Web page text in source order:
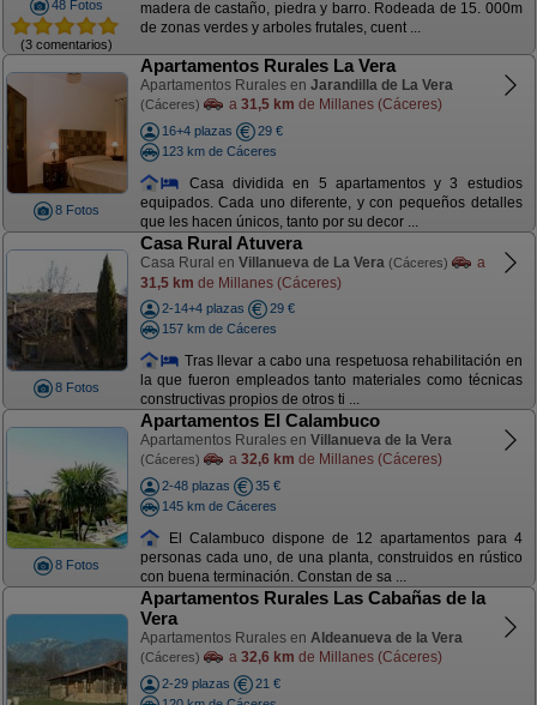
48 Fotos
(3 comentarios)
madera de castaño, piedra y barro. Rodeada de 15. 000m
de zonas verdes y arboles frutales, cuent ...
8 Fotos
Apartamentos Rurales La Vera
Apartamentos Rurales en Jarandilla de La Vera
(Cáceres) a 31,5 km de Millanes (Cáceres)
16+4 plazas
29 €
123 km de Cáceres
Casa dividida en 5 apartamentos y 3 estudios
equipados. Cada uno diferente, y con pequeños detalles
que les hacen únicos, tanto por su decor ...
8 Fotos
Casa Rural Atuvera
Casa Rural en Villanueva de La Vera (Cáceres)
a
31,5 km de Millanes (Cáceres)
2-14+4 plazas
29 €
157 km de Cáceres
Tras llevar a cabo una respetuosa rehabilitación en
la que fueron empleados tanto materiales como técnicas
constructivas propios de otros ti ...
8 Fotos
Apartamentos El Calambuco
Apartamentos Rurales en Villanueva de la Vera
(Cáceres) a 32,6 km de Millanes (Cáceres)
2-48 plazas
35 €
145 km de Cáceres
El Calambuco dispone de 12 apartamentos para 4
personas cada uno, de una planta, construidos en rústico
con buena terminación. Constan de sa ...
Apartamentos Rurales Las Cabañas de la
Vera
Apartamentos Rurales en Aldeanueva de la Vera
(Cáceres) a 32,6 km de Millanes (Cáceres)
2-29 plazas
21 €